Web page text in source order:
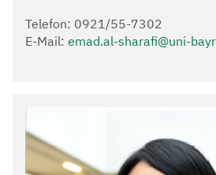
Telefon: 0921/55-7302
E-Mail: emad.al-sharafi@uni-